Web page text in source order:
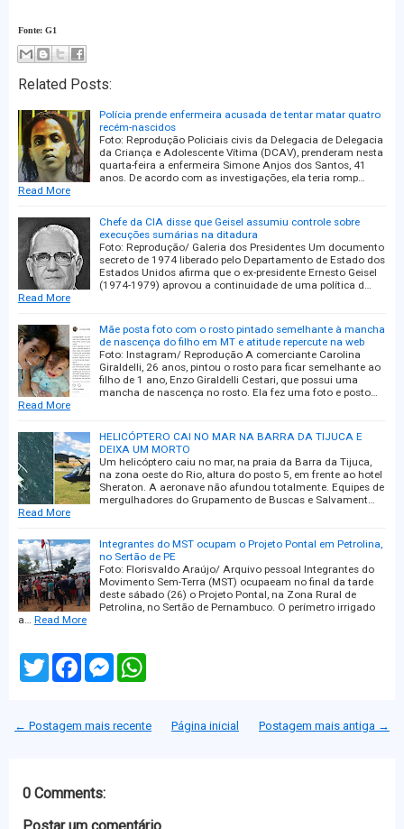
Fonte: G1
Related Posts:
Polícia prende enfermeira acusada de tentar matar quatro
recém-nascidos
Foto: Reprodução Policiais civis da Delegacia de Delegacia
da Criança e Adolescente Vítima (DCAV), prenderam nesta
quarta-feira a enfermeira Simone Anjos dos Santos, 41
anos. De acordo com as investigações, ela teria romp…
Read More
Chefe da CIA disse que Geisel assumiu controle sobre
execuções sumárias na ditadura
Foto: Reprodução/ Galeria dos Presidentes Um documento
secreto de 1974 liberado pelo Departamento de Estado dos
Estados Unidos afirma que o ex-presidente Ernesto Geisel
(1974-1979) aprovou a continuidade de uma política d…
Read More
Mãe posta foto com o rosto pintado semelhante à mancha
de nascença do filho em MT e atitude repercute na web
Foto: Instagram/ Reprodução A comerciante Carolina
Giraldelli, 26 anos, pintou o rosto para ficar semelhante ao
filho de 1 ano, Enzo Giraldelli Cestari, que possui uma
mancha de nascença no rosto. Ela fez uma foto e posto…
Read More
HELICÓPTERO CAI NO MAR NA BARRA DA TIJUCA E
DEIXA UM MORTO
Um helicóptero caiu no mar, na praia da Barra da Tijuca,
na zona oeste do Rio, altura do posto 5, em frente ao hotel
Sheraton. A aeronave não afundou totalmente. Equipes de
mergulhadores do Grupamento de Buscas e Salvament…
Read More
Integrantes do MST ocupam o Projeto Pontal em Petrolina,
no Sertão de PE
Foto: Florisvaldo Araújo/ Arquivo pessoal Integrantes do
Movimento Sem-Terra (MST) ocupaeam no final da tarde
deste sábado (26) o Projeto Pontal, na Zona Rural de
Petrolina, no Sertão de Pernambuco. O perímetro irrigado
a… Read More
T
w
e
F
o
M
n
A
← Postagem mais recente Postagem mais antiga →
Página inicial
0 Comments: